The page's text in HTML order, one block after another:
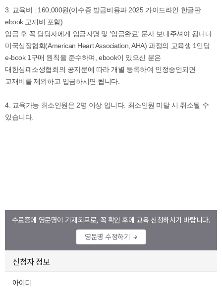
수료증에 영문명이 기재되므로, 꼭 확인 후에 교육 신청하시기 바랍니다.
영문명 수정하기
신청자 정보
아이디